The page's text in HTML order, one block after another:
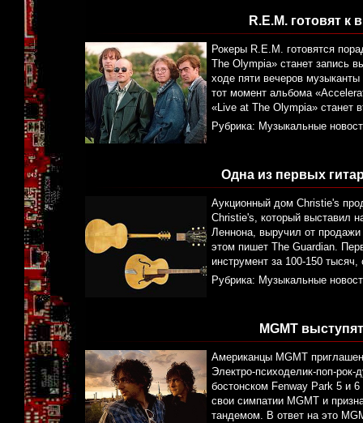
R.E.M. готовят
Рокеры R.E.M. готовятся
The Olympia» станет запись
ходе пяти вечеров
тот момент альбома
«Live at The Olympia» станет
Рубрика: Музыкальные
Одна из первых
Аукционный дом Christie's
Christie's, который выставил
Леннона, выручил от
этом пишет The Guardian.
инструмент за 100-150 тысяч,
Рубрика: Музыкальные
MGMT
Американцы MGMT
Электро-психоделик-поп-
бостонском Fenway Park 5 и
свои симпатии MGMT и
тандемом. В ответ на это